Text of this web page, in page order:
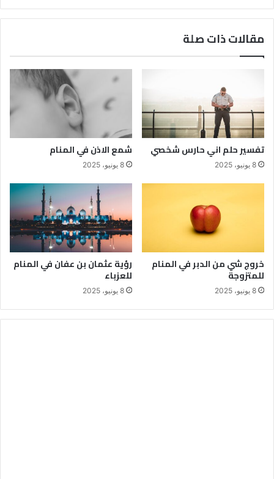
مقالات ذات صلة
تفسير حلم اني حارس شخصي
8 يونيو، 2025
شمع الاذن في المنام
8 يونيو، 2025
خروج شي من الدبر في المنام
للمتزوجة
8 يونيو، 2025
رؤية عثمان بن عفان في المنام
للعزباء
8 يونيو، 2025